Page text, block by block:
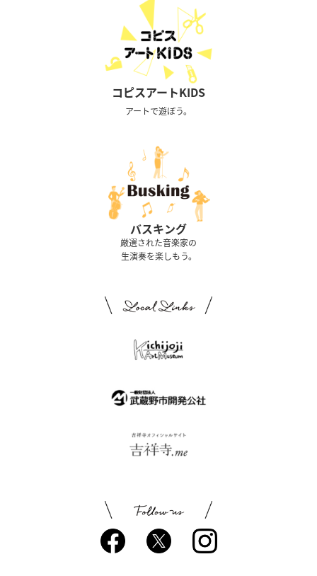
コピスアートKIDS
アートで遊ぼう。
バスキング
厳選された音楽家の
生演奏を楽しもう。